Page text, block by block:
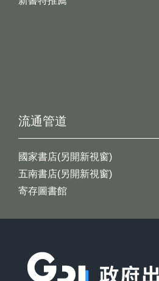
流通管道
國家書店(另開新視窗)
五南書店(另開新視窗)
寄存圖書館